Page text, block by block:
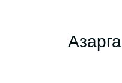
Азарга